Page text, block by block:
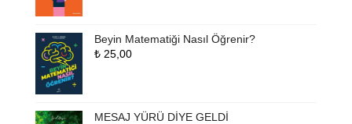
Beyin Matematiği Nasıl Öğrenir?
₺25,00
MESAJ YÜRÜ DİYE GELDİ